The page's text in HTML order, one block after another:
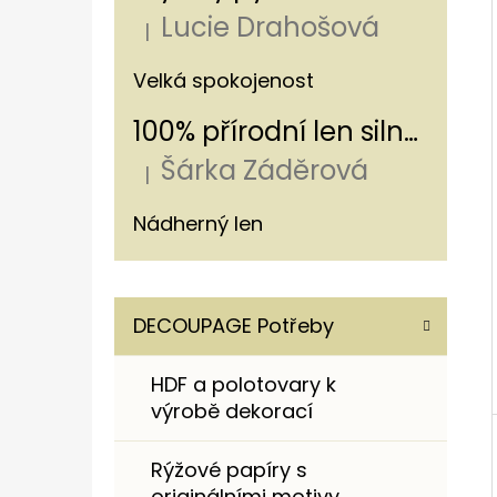
Hodnocení produktu je 5 z 5
| Lucie Drahošová
Velká spokojenost
100% přírodní len silný - s pruhem 320g/m
Hodnocení produktu je 5 z 5
| Šárka Záděrová
Nádherný len
Přeskočit
kategorie
K
T
O
DECOUPAGE Potřeby
HDF a polotovary k
výrobě dekorací
Rýžové papíry s
ROMANTICKÁ NÁKUPNÍ TAŠKA S
HORTENZIÍ A KRAJKOU
250 Kč